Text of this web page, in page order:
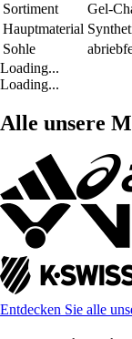
Sortiment
Gel-
Hauptmaterial
Sohle
Loading...
Loading...
Alle unsere
Entdecken Sie alle